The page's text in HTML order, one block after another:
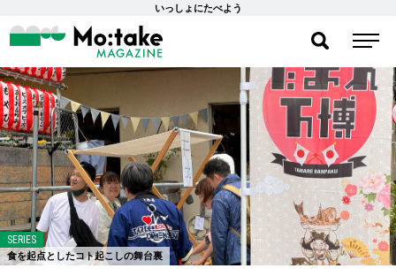
いっしょにたべよう
SERIES
食を起点としたコト起こしの舞台裏